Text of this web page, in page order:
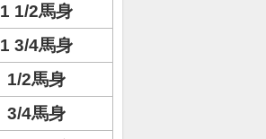
1 1/2馬身
1 3/4馬身
1/2馬身
3/4馬身